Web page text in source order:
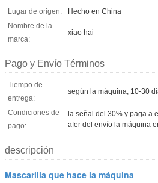
Lugar de origen:
Hecho en China
Nombre de la
marca:
xiao hai
Pago y Envío Términos
Tiempo de
entrega:
según la máquina, 10-30
Condiciones de
pago:
la señal del 30% y paga a
afer del envío la máquina
descripción
Mascarilla que hace la máquina